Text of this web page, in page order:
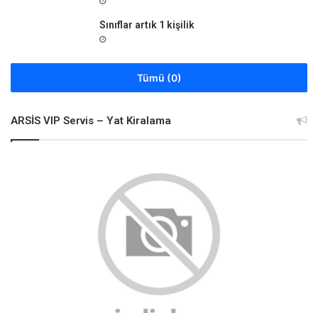
Sınıflar artık 1 kişilik
Tümü (0)
ARSİS VIP Servis – Yat Kiralama